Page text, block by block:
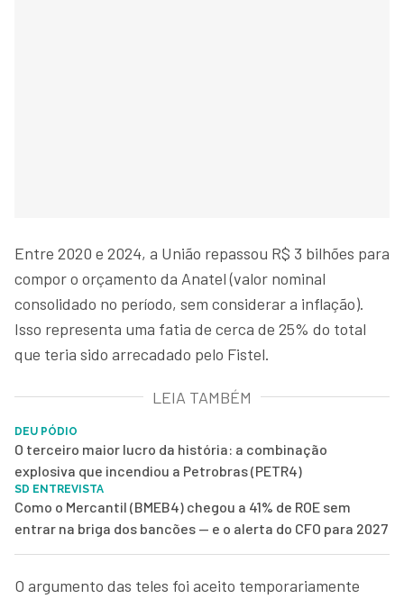
Entre 2020 e 2024, a União repassou R$ 3 bilhões para
compor o orçamento da Anatel (valor nominal
consolidado no período, sem considerar a inflação).
Isso representa uma fatia de cerca de 25% do total
que teria sido arrecadado pelo Fistel.
LEIA TAMBÉM
DEU PÓDIO
O terceiro maior lucro da história: a combinação
explosiva que incendiou a Petrobras (PETR4)
SD ENTREVISTA
Como o Mercantil (BMEB4) chegou a 41% de ROE sem
entrar na briga dos bancões — e o alerta do CFO para 2027
O argumento das teles foi aceito temporariamente